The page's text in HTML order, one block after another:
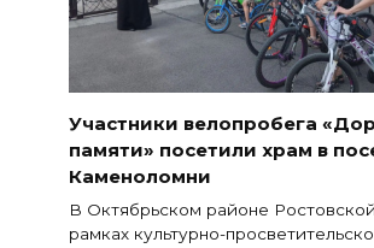
Участники велопробега
памяти» посетили храм в
Каменоломни
В Октябрьском районе
рамках культурно-